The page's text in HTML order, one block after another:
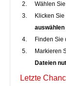
Wählen
Klicken
auswählen
Finden Sie
Markieren
Dateien
Letzte